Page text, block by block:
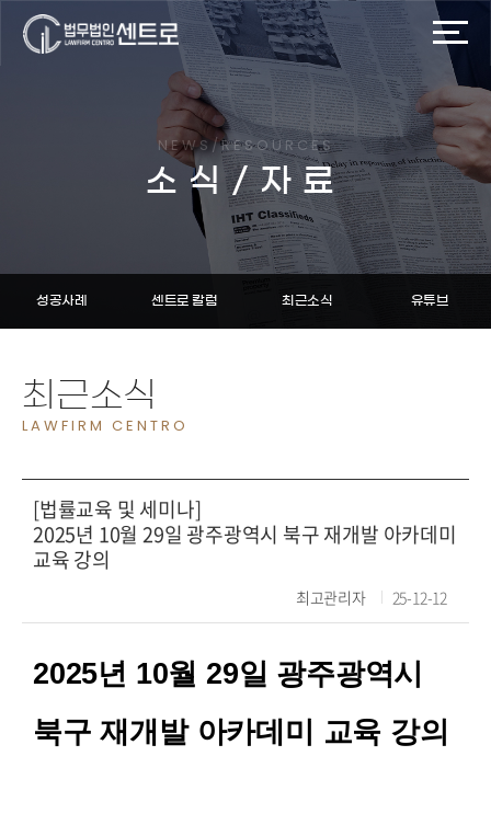
NEWS/RESOURCES
소식/자료
성공사례 센트로 칼럼 최근소식 유튜브
최근소식
[법률교육 및 세미나]
2025년 10월 29일 광주광역시 북구 재개발 아카데미
교육 강의
최고관리자 25-12-12
2025년 10월 29일 광주광역시
북구 재개발 아카데미 교육 강의